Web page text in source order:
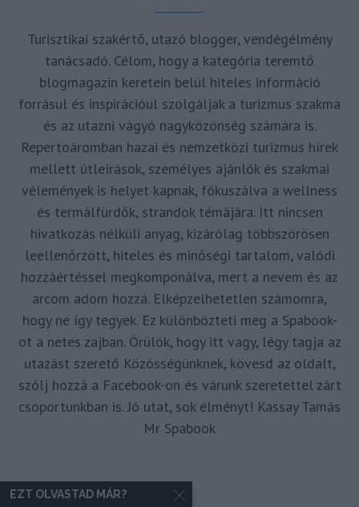
Turisztikai szakértő, utazó blogger, vendégélmény
tanácsadó. Célom, hogy a kategória teremtő
blogmagazin keretein belül hiteles információ
forrásul és inspirációul szolgáljak a turizmus szakma
és az utazni vágyó nagyközönség számára is.
Repertoáromban hazai és nemzetközi turizmus hírek
mellett útleírások, személyes ajánlók és szakmai
vélemények is helyet kapnak, fókuszálva a wellness
és termálfürdők, strandok témájára. Itt nincsen
hivatkozás nélküli anyag, kizárólag többszörösen
leellenőrzött, hiteles és minőségi tartalom, valódi
hozzáértéssel megkomponálva, mert a nevem és az
arcom adom hozzá. Elképzelhetetlen számomra,
hogy ne így tegyek. Ez különbözteti meg a Spabook-
ot a netes zajban. Örülök, hogy itt vagy, légy tagja az
utazást szerető Közösségünknek, kövesd az oldalt,
szólj hozzá a Facebook-on és várunk szeretettel zárt
csoportunkban is. Jó utat, sok élményt! Kassay Tamás
Mr Spabook
EZT OLVASTAD MÁR?